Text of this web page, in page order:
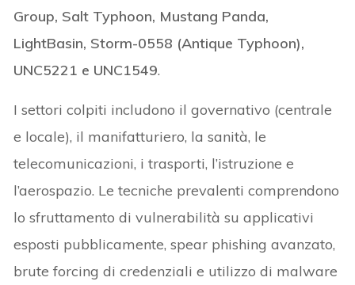
Group, Salt Typhoon, Mustang Panda,
LightBasin, Storm-0558 (Antique Typhoon),
UNC5221 e UNC1549.
I settori colpiti includono il governativo (centrale
e locale), il manifatturiero, la sanità, le
telecomunicazioni, i trasporti, l’istruzione e
l’aerospazio. Le tecniche prevalenti comprendono
lo sfruttamento di vulnerabilità su applicativi
esposti pubblicamente, spear phishing avanzato,
brute forcing di credenziali e utilizzo di malware